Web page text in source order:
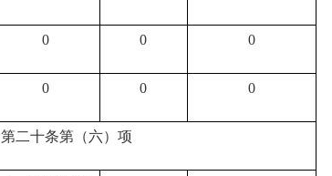
0 0 0
0 0 0
第二十条第（六）项